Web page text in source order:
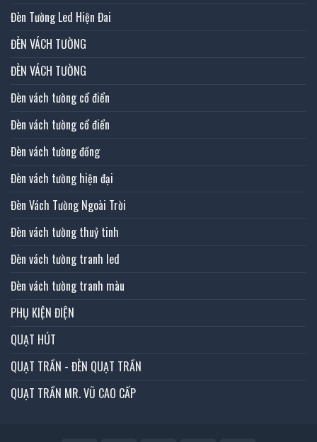
Đèn Tường Led Hiện Đai
ĐÈN VÁCH TƯỜNG
ĐÈN VÁCH TƯỜNG
Đèn vách tường cổ điển
Đèn vách tường cổ điển
Đèn vách tường đồng
Đèn vách tường hiện đại
Đèn Vách Tường Ngoài Trời
Đèn vách tường thuỷ tinh
Đèn vách tường tranh led
Đèn vách tường tranh màu
PHỤ KIỆN ĐIỆN
QUẠT HÚT
QUẠT TRẦN - ĐÈN QUẠT TRẦN
QUẠT TRẦN MR. VŨ CAO CẤP